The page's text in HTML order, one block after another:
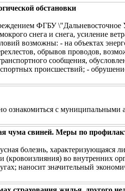
обстановки
ФГБУ
снега и снега, усиление
возможны: - на объектах
обрывов проводов,
сообщения,
происшествий; -
ознакомиться с
свиней. Меры по
болезнь,
во внутренних
наносит значительный